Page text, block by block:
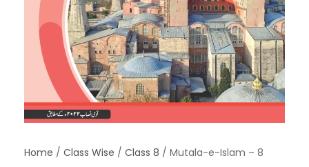
Home / Class Wise / Class 8 / Mutala-e-Islam – 8